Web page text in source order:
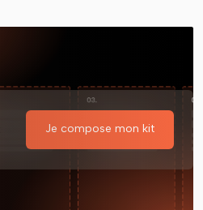
Je compose mon kit